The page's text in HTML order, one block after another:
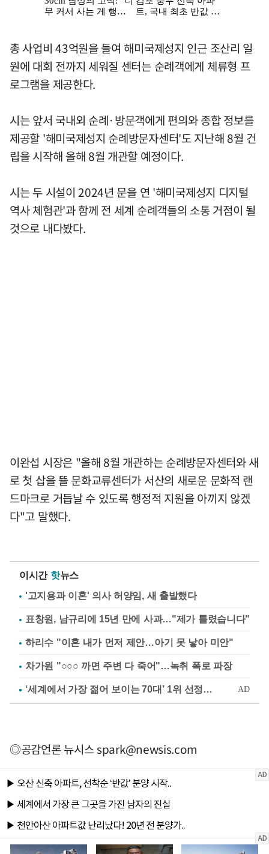
총 사업비 43억원을 들여 해미국제성지 인근 조산리 일
원에 대회 전까지 세워질 센터는 순례객에게 체류형 프
로그램을 제공한다.
시는 앞서 국내외 순례·방문객에게 편의와 종합 정보를
제공할 '해미국제성지 순례방문자센터'도 지난해 8월 건
립을 시작해 올해 8월 개관할 예정이다.
시는 두 시설이 2024년 문을 연 '해미국제성지 디지털
역사 체험관'과 함께 전 세계 순례객들의 소통 거점이 될
것으로 내다봤다.
이완섭 시장은 "올해 8월 개관하는 순례방문자센터와 새
로 첫 삽을 뜰 문화교류센터가 서산의 새로운 문화적 랜
드마크로 거듭날 수 있도록 행정적 지원을 아끼지 않겠
다"고 말했다.
이시간 핫뉴스
'고지용과 이혼' 의사 허양임, 새 출발했다
표창원, 남규리에 15년 만에 사과…"제가 틀렸습니다"
하리수 "이혼 내가 먼저 제안…아기 못 낳아 미안"
차가원 "○○○ 까면 주변 다 죽어"…녹취 폭로 파장
◎공감언론 뉴시스spark@newsis.com